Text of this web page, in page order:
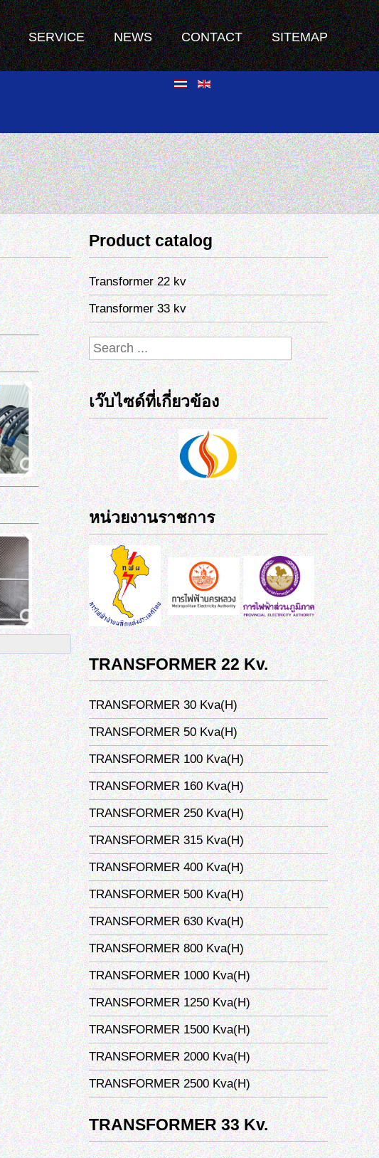
SERVICE NEWS CONTACT SITEMAP
Product catalog
Transformer 22 kv
Transformer 33 kv
เว๊บไซด์ที่เกี่ยวข้อง
หน่วยงานราชการ
TRANSFORMER 22 Kv.
TRANSFORMER 30 Kva(H)
TRANSFORMER 50 Kva(H)
TRANSFORMER 100 Kva(H)
TRANSFORMER 160 Kva(H)
TRANSFORMER 250 Kva(H)
TRANSFORMER 315 Kva(H)
TRANSFORMER 400 Kva(H)
TRANSFORMER 500 Kva(H)
TRANSFORMER 630 Kva(H)
TRANSFORMER 800 Kva(H)
TRANSFORMER 1000 Kva(H)
TRANSFORMER 1250 Kva(H)
TRANSFORMER 1500 Kva(H)
TRANSFORMER 2000 Kva(H)
TRANSFORMER 2500 Kva(H)
TRANSFORMER 33 Kv.